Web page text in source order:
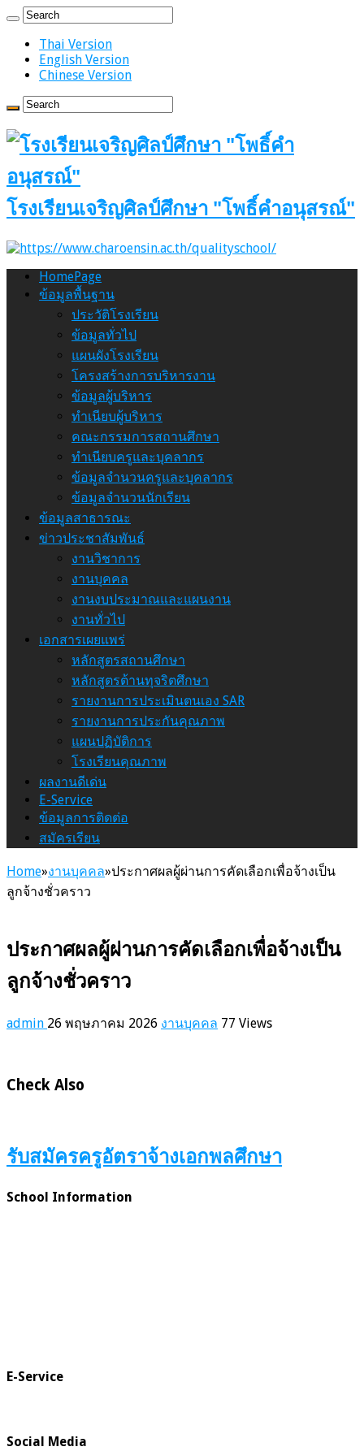
Thai Version
English Version
Chinese Version
โรงเรียนเจริญศิลป์ศึกษา "โพธิ์คำอนุสรณ์"
HomePage
ข้อมูลพื้นฐาน
ประวัติโรงเรียน
ข้อมูลทั่วไป
แผนผังโรงเรียน
โครงสร้างการบริหารงาน
ข้อมูลผู้บริหาร
ทำเนียบผู้บริหาร
คณะกรรมการสถานศึกษา
ทำเนียบครูและบุคลากร
ข้อมูลจำนวนครูและบุคลากร
ข้อมูลจำนวนนักเรียน
ข้อมูลสาธารณะ
ข่าวประชาสัมพันธ์
งานวิชาการ
งานบุคคล
งานงบประมาณและแผนงาน
งานทั่วไป
เอกสารเผยแพร่
หลักสูตรสถานศึกษา
หลักสูตรต้านทุจริตศึกษา
รายงานการประเมินตนเอง SAR
รายงานการประกันคุณภาพ
แผนปฏิบัติการ
โรงเรียนคุณภาพ
ผลงานดีเด่น
E-Service
ข้อมูลการติดต่อ
สมัครเรียน
Home»งานบุคคล»ประกาศผลผู้ผ่านการคัดเลือกเพื่อจ้างเป็น
ลูกจ้างชั่วคราว
ประกาศผลผู้ผ่านการคัดเลือกเพื่อจ้างเป็น
ลูกจ้างชั่วคราว
admin 26 พฤษภาคม 2026 งานบุคคล 77 Views
Check Also
รับสมัครครูอัตราจ้างเอกพลศึกษา
School Information
E-Service
Social Media